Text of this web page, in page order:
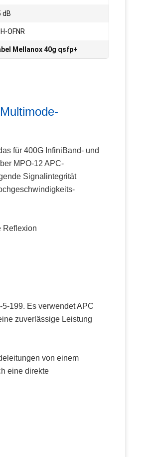
dB
OFNR
Mellanox 40g qsfp+
für 400G InfiniBand- und
MPO-12 APC-
Signalintegrität
Reflexion
199. Es verwendet APC
zuverlässige Leistung
von einem
eine direkte